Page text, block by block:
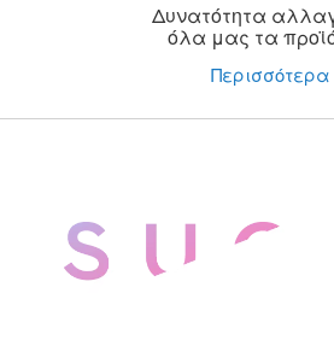
Δυνατότητα
όλα μας τα
Περισσότερα